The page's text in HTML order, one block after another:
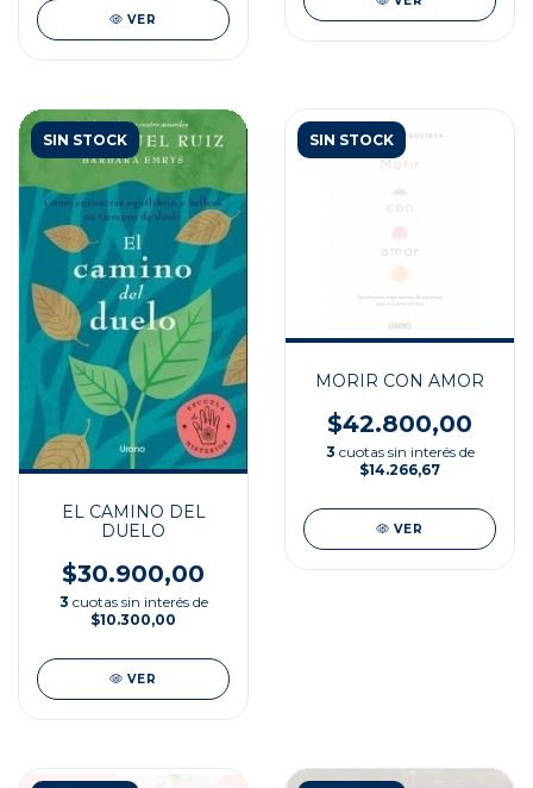
VER
SIN STOCK
EL CAMINO DEL
DUELO
$30.900,00
3 cuotas sin interés de
$10.300,00
VER
SIN STOCK
MORIR CON AMOR
$42.800,00
3 cuotas sin interés de
$14.266,67
VER